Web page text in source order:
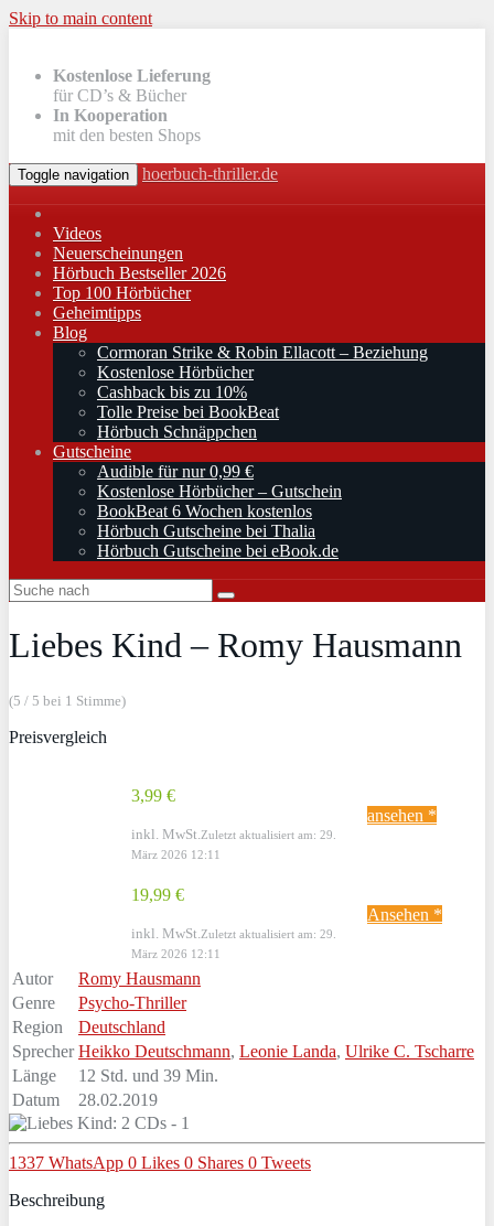
Skip to main content
Kostenlose Lieferung
für CD’s & Bücher
In Kooperation
mit den besten Shops
Toggle navigation hoerbuch-thriller.de
Videos
Neuerscheinungen
Hörbuch Bestseller 2026
Top 100 Hörbücher
Geheimtipps
Blog
Cormoran Strike & Robin Ellacott – Beziehung
Kostenlose Hörbücher
Cashback bis zu 10%
Tolle Preise bei BookBeat
Hörbuch Schnäppchen
Gutscheine
Audible für nur 0,99 €
Kostenlose Hörbücher – Gutschein
BookBeat 6 Wochen kostenlos
Hörbuch Gutscheine bei Thalia
Hörbuch Gutscheine bei eBook.de
Liebes Kind – Romy Hausmann
(5 / 5 bei 1 Stimme)
Preisvergleich
3,99 €
inkl. MwSt. Zuletzt aktualisiert am: 29.
März 2026 12:11
ansehen *
19,99 €
inkl. MwSt. Zuletzt aktualisiert am: 29.
März 2026 12:11
Ansehen *
Autor
Romy Hausmann
Genre
Psycho-Thriller
Region
Deutschland
Sprecher Heikko Deutschmann, Leonie Landa, Ulrike C. Tscharre
Länge
12 Std. und 39 Min.
Datum
28.02.2019
1337 WhatsApp 0 Likes 0 Shares 0 Tweets
Beschreibung